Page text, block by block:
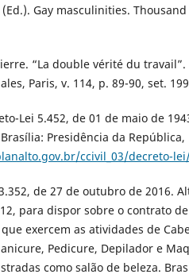
(Ed.). Gay masculinities.
“La double vérité du
Paris, v. 114, p. 89-90, set.
Lei 5.452, de 01 de maio de
Presidência da
ccivil_03/decreto-
de 27 de outubro de 2016.
para dispor sobre o contrato
exercem as atividades de
Pedicure, Depilador e
como salão de beleza.